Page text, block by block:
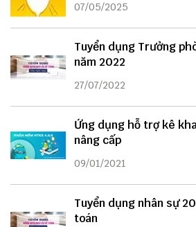
07/05/2025
Tuyển dụng Trưởng
năm 2022
27/07/2022
Ứng dụng hỗ trợ kê
nâng cấp
09/01/2021
Tuyển dụng nhân sự
toán